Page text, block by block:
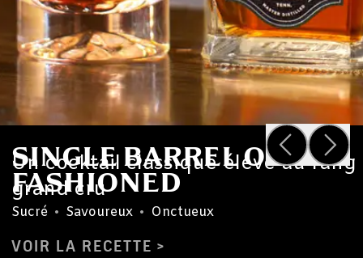
SINGLE BARREL OLD
FASHIONED
Un cocktail classique élevé au rang
grand cru
Sucré • Savoureux • Onctueux
VOIR LA RECETTE